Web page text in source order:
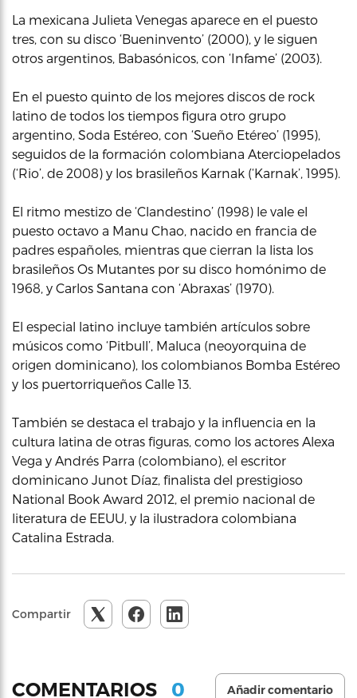
La mexicana Julieta Venegas aparece en el puesto
tres, con su disco ‘Bueninvento’ (2000), y le siguen
otros argentinos, Babasónicos, con ‘Infame’ (2003).
En el puesto quinto de los mejores discos de rock
latino de todos los tiempos figura otro grupo
argentino, Soda Estéreo, con ‘Sueño Etéreo’ (1995),
seguidos de la formación colombiana Aterciopelados
(‘Rio’, de 2008) y los brasileños Karnak (‘Karnak’, 1995).
El ritmo mestizo de ‘Clandestino’ (1998) le vale el
puesto octavo a Manu Chao, nacido en francia de
padres españoles, mientras que cierran la lista los
brasileños Os Mutantes por su disco homónimo de
1968, y Carlos Santana con ‘Abraxas’ (1970).
El especial latino incluye también artículos sobre
músicos como ‘Pitbull’, Maluca (neoyorquina de
origen dominicano), los colombianos Bomba Estéreo
y los puertorriqueños Calle 13.
También se destaca el trabajo y la influencia en la
cultura latina de otras figuras, como los actores Alexa
Vega y Andrés Parra (colombiano), el escritor
dominicano Junot Díaz, finalista del prestigioso
National Book Award 2012, el premio nacional de
literatura de EEUU, y la ilustradora colombiana
Catalina Estrada.
Compartir
COMENTARIOS 0 Añadir comentario